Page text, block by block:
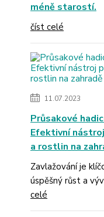
méně starostí.
číst celé
11.07.2023
Průsakové
Efektivní
a rostlin na
Zavlažování je
úspěšný růst a
celé